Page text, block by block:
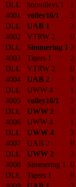
DLL
hotvolleys 1 1
4001
volley16/1 3
DLL
UAB 1 3
4002
VTRW 2 0
DLL
Simmering 1 3
4003
Tigers 1 2
DLL
VTRW 2 0
4004
UAB 2 3
DLL
UWW 4 1
4005
volley16/1 3
DLL
UWW 2 3
4006
UWW 4 1
DLL
UWW 4 3
4007
UAB 2 0
DLL
UWW 2 3
4008
Simmering 1 0
DLL
Tigers 1 0